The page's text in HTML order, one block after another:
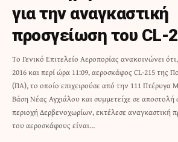
για την αναγκαστική
προσγείωση του CL-
Tο Γενικό Επιτελείο Αεροπορίας ανακοινώνει
2016 και περί ώρα 11:09, αεροσκάφος CL-215 της
(ΠΑ), το οποίο επιχειρούσε από την 111 Πτέρυγα
Βάση Νέας Αγχιάλου και συμμετείχε σε
περιοχή Δερβενοχωρίων, εκτέλεσε αναγκαστική
του αεροσκάφους είναι…